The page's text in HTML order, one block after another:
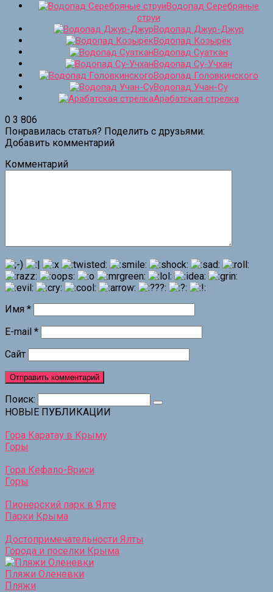
Водопад Серебряные
струи
Водопад Джур-Джур
Водопад Козырёк
Водопад Суаткан
Водопад Су-Учхан
Водопад Головкинского
Водопад Учан-Су
Арабатская стрелка
0 3 806
Понравилась статья? Поделить с друзьями:
Добавить комментарий
Комментарий
Имя *
E-mail *
Сайт
Поиск:
НОВЫЕ ПУБЛИКАЦИИ
Гора Каратау в Крыму
Горы
Гора Кефало-Вриси
Горы
Пионерский парк в Ялте
Парки Крыма
Достопримечательности Ялты
Города и поселки Крыма
Пляжи Оленевки
Пляжи